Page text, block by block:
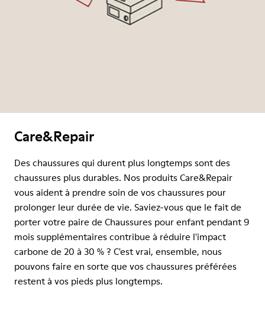
Care&Repair
Des chaussures qui durent plus longtemps sont des
chaussures plus durables. Nos produits Care&Repair
vous aident à prendre soin de vos chaussures pour
prolonger leur durée de vie. Saviez-vous que le fait de
porter votre paire de Chaussures pour enfant pendant 9
mois supplémentaires contribue à réduire l'impact
carbone de 20 à 30 % ? C'est vrai, ensemble, nous
pouvons faire en sorte que vos chaussures préférées
restent à vos pieds plus longtemps.